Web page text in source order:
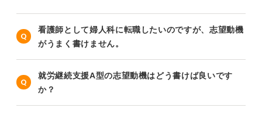
看護師として婦人科に転職したいのですが、志望動機
がうまく書けません。
就労継続支援A型の志望動機はどう書けば良いです
か？